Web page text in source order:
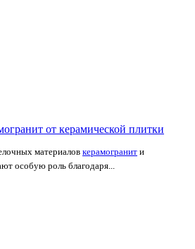
от керамической плитки
материалов керамогранит и
особую роль благодаря...